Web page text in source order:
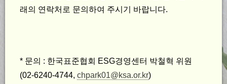
래의 연락처로 문의하여 주시기 바랍니다.
* 문의 : 한국표준협회 ESG경영센터 박철혁 위원
(02-6240-4744, chpark01@ksa.or.kr)